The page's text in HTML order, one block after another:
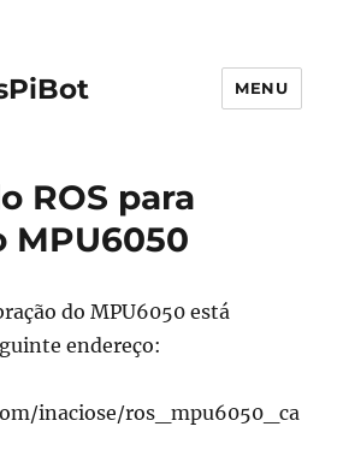
MENU
ROS para
MPU6050
do MPU6050 está
endereço:
inaciose/ros_mpu6050_ca